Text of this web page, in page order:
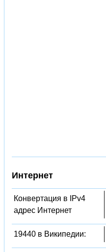
Интернет
Конвертация в IPv4
адрес Интернет
19440 в Википедии: